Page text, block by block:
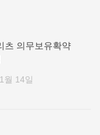
츠 의무보유확약
월 14일